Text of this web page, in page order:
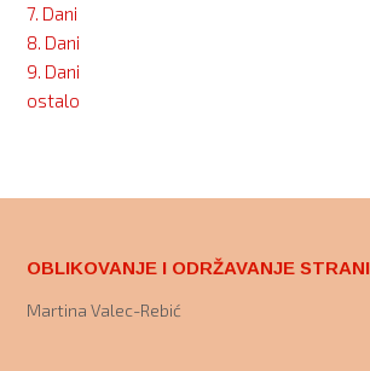
7. Dani
8. Dani
9. Dani
ostalo
OBLIKOVANJE I ODRŽAVANJE
Martina Valec-Rebić